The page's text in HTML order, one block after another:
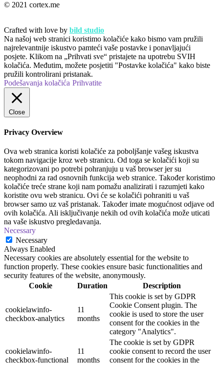
© 2021 cortex.me
Crafted with love by bild studio
Na našoj web stranici koristimo kolačiće kako bismo vam pružili
najrelevantnije iskustvo pamteći vaše postavke i ponavljajući
posjete. Klikom na „Prihvati sve“ pristajete na upotrebu SVIH
kolačića. Međutim, možete posjetiti "Postavke kolačića" kako biste
pružili kontrolirani pristanak.
Podešavanja kolačića Prihvatite
Close
Privacy Overview
Ova web stranica koristi kolačiće za poboljšanje vašeg iskustva
tokom navigacije kroz web stranicu. Od toga se kolačići koji su
kategorizovani po potrebi pohranjuju u vaš browser jer su
neophodni za rad osnovnih funkcija web stranice. Također koristimo
kolačiće treće strane koji nam pomažu analizirati i razumjeti kako
koristite ovu web stranicu. Ovi će se kolačići pohraniti u vaš
browser samo uz vaš pristanak. Također imate mogućnost odjave od
ovih kolačića. Ali isključivanje nekih od ovih kolačića može uticati
na vaše iskustvo pregledavanja.
Necessary
Necessary
Always Enabled
Necessary cookies are absolutely essential for the website to
function properly. These cookies ensure basic functionalities and
security features of the website, anonymously.
Cookie
Duration Description
cookielawinfo-
checkbox-analytics
11
months
This cookie is set by GDPR
Cookie Consent plugin. The
cookie is used to store the user
consent for the cookies in the
category "Analytics".
cookielawinfo-
checkbox-functional
11
months
The cookie is set by GDPR
cookie consent to record the user
consent for the cookies in the